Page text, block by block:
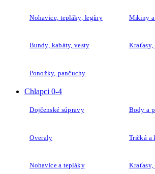
Nohavice, tepláky, legíny Mikiny a
Bundy, kabáty, vesty Kraťasy,
Ponožky, pančuchy
Chlapci 0-4
Dojčenské súpravy Body a
Overaly Tričká a
Nohavice a tepláky Kraťasy,